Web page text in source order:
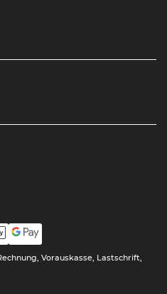
Vorauskasse, Lastschrift,